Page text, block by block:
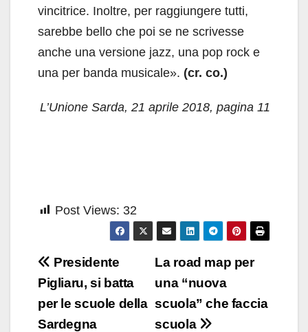
vincitrice. Inoltre, per raggiungere tutti,
sarebbe bello che poi se ne scrivesse
anche una versione jazz, una pop rock e
una per banda musicale». (cr. co.)
L’Unione Sarda, 21 aprile 2018, pagina 11
Post Views: 32
Navigazione
articoli
La road map per
una “nuova
scuola” che faccia
scuola
Presidente
Pigliaru, si batta
per le scuole della
Sardegna